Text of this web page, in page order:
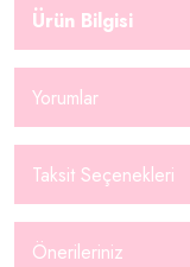
Ürün Bilgisi
Yorumlar
Taksit Seçenekleri
Önerileriniz